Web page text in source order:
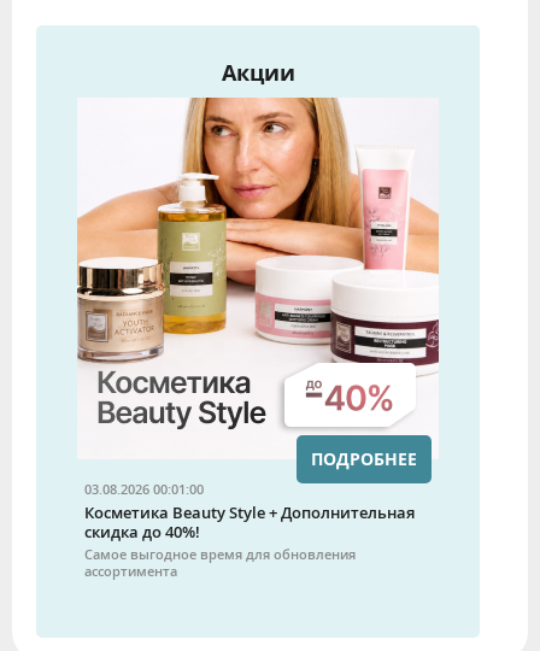
Акции
03.08.2026 00:01:00
Косметика Beauty Style + Дополнительная
скидка до 40%!
Самое выгодное время для обновления
ассортимента
ПОДРОБНЕЕ